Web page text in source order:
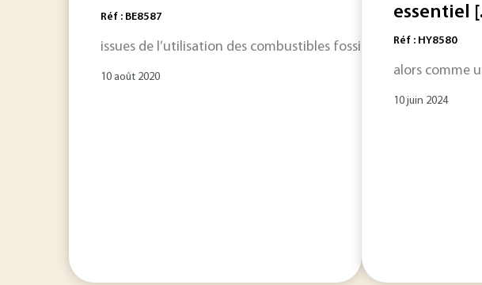
Réf : BE8587
issues de l’utilisation des combustibles fossiles et de les
10 août 2020
essentiel
Réf : HY8580
alors comme
10 juin 2024